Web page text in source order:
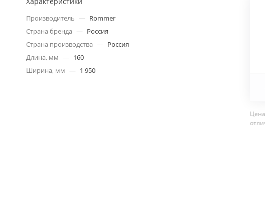
Производитель — Rommer
Страна бренда — Россия
Страна производства — Россия
Длина, мм — 160
Ширина, мм — 1 950